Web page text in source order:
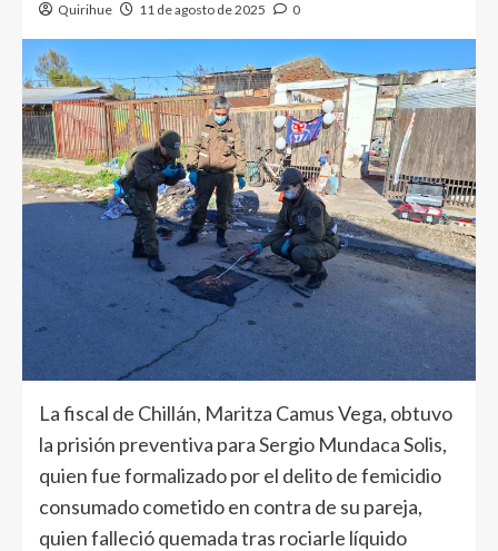
Quirihue 11 de agosto de 2025 0
La fiscal de Chillán, Maritza Camus Vega, obtuvo
la prisión preventiva para Sergio Mundaca Solis,
quien fue formalizado por el delito de femicidio
consumado cometido en contra de su pareja,
quien falleció quemada tras rociarle líquido